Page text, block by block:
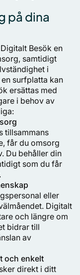
på dina
Besök en
samtidigt
i
surfplatta kan
ersättas med
i behov av
tillsammans
får du omsorg
Du behåller din
som du får
eller
Digitalt
och längre om
bidrar till
av
och enkelt
direkt i ditt